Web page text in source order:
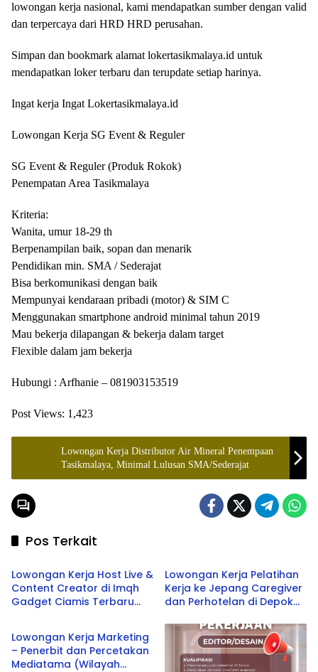
lowongan kerja nasional, kami mendapatkan sumber dengan valid
dan terpercaya dari HRD HRD perusahan.
Simpan dan bookmark alamat lokertasikmalaya.id untuk
mendapatkan loker terbaru dan terupdate setiap harinya.
Ingat kerja Ingat Lokertasikmalaya.id
Lowongan Kerja SG Event & Reguler
SG Event & Reguler (Produk Rokok)
Penempatan Area Tasikmalaya
Kriteria:
Wanita, umur 18-29 th
Berpenampilan baik, sopan dan menarik
Pendidikan min. SMA / Sederajat
Bisa berkomunikasi dengan baik
Mempunyai kendaraan pribadi (motor) & SIM C
Menggunakan smartphone android minimal tahun 2019
Mau bekerja dilapangan & bekerja dalam target
Flexible dalam jam bekerja
Hubungi : Arfhanie – 081903153519
Post Views: 1,423
Lowongan Kerja Distributor Air Mineral Penempaan
Tasikmalaya, Minimal Lulusan SMA/Sederajat
Pos Terkait
Tasikmalaya
Lowongan Kerja Host Live &
Content Creator di Imqh
Gadget Ciamis Terbaru
Lowongan Kerja Pelatihan
Kerja ke Jepang Caregiver
dan Perhotelan di Depok
SOU Depok School
Tasikmalaya
Lowongan Kerja Marketing
– Penerbit dan Percetakan
Mediatama (Wilayah